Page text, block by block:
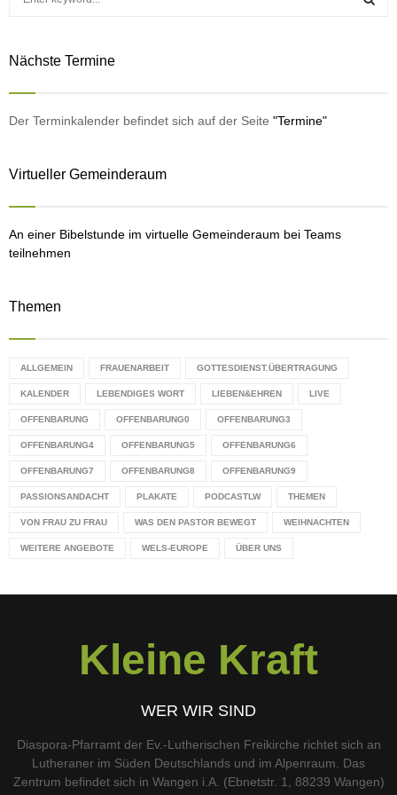
c
o
Nächste Termine
Der Terminkalender befindet sich auf der Seite "Termine"
Virtueller Gemeinderaum
An einer Bibelstunde im virtuelle Gemeinderaum bei Teams
teilnehmen
Themen
ALLGEMEIN FRAUENARBEIT GOTTESDIENST.ÜBERTRAGUNG
KALENDER LEBENDIGES WORT LIEBEN&EHREN LIVE
OFFENBARUNG OFFENBARUNG0 OFFENBARUNG3
OFFENBARUNG4 OFFENBARUNG5 OFFENBARUNG6
OFFENBARUNG7 OFFENBARUNG8 OFFENBARUNG9
PASSIONSANDACHT PLAKATE PODCASTLW THEMEN
VON FRAU ZU FRAU WAS DEN PASTOR BEWEGT WEIHNACHTEN
WEITERE ANGEBOTE WELS-EUROPE ÜBER UNS
Kleine Kraft
WER WIR SIND
Diaspora-Pfarramt der Ev.-Lutherischen Freikirche richtet sich an
Lutheraner im Süden Deutschlands und im Alpenraum. Das
Zentrum befindet sich in Wangen i.A. (Ebnetstr. 1, 88239 Wangen)